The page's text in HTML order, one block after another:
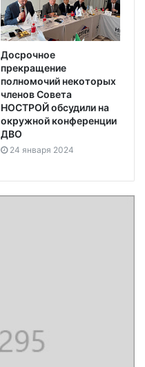
Досрочное
прекращение
полномочий некоторых
членов Совета
НОСТРОЙ обсудили на
окружной конференции
ДВО
24 января 2024